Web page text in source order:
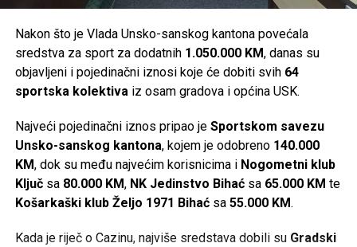
Nakon što je Vlada Unsko-sanskog kantona povećala
sredstva za sport za dodatnih 1.050.000 KM, danas su
objavljeni i pojedinačni iznosi koje će dobiti svih 64
sportska kolektivaiz osam gradova i općina USK.
Najveći pojedinačni iznos pripao je Sportskom savezu
Unsko-sanskog kantona, kojem je odobreno 140.000
KM, dok su među najvećim korisnicima i Nogometni klub
Ključsa 80.000 KM, NK Jedinstvo Bihaćsa 65.000 KM te
Košarkaški klub Željo 1971 Bihaćsa 55.000 KM.
Kada je riječ o Cazinu, najviše sredstava dobili su Gradski